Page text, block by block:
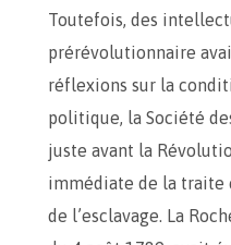
Toutefois, des
prérévolutionnaire
réflexions sur la
politique, la Société
juste avant la
immédiate de la traite
de l’esclavage. La